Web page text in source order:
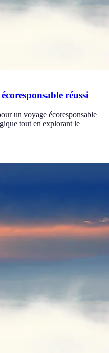
réussi
un voyage écoresponsable
tout en explorant le